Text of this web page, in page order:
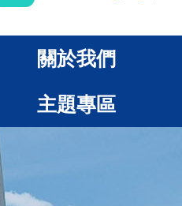
關於我們
主題專區